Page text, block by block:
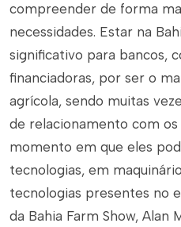
compreender de forma
necessidades. Estar na
significativo para bancos,
financiadoras, por ser o
agrícola, sendo muitas
de relacionamento com
momento em que eles
tecnologias, em
tecnologias presentes no
da Bahia Farm Show, Alan